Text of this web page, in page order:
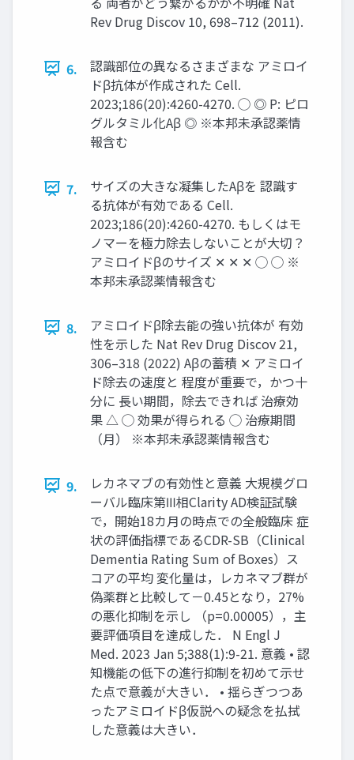
Rev Drug Discov 10, 698–712 (2011).
6.
認識部位の異なるさまざまな アミロイ
ドβ抗体が作成された Cell.
2023;186(20):4260-4270. ◯ ◎ P: ピロ
グルタミル化Aβ ◎ ※本邦未承認薬情
報含む
7.
サイズの大きな凝集したAβを 認識す
る抗体が有効である Cell.
2023;186(20):4260-4270. もしくはモ
ノマーを極力除去しないことが大切？
アミロイドβのサイズ ✕ ✕ ✕ ◯ ◯ ※
本邦未承認薬情報含む
8.
アミロイドβ除去能の強い抗体が 有効
性を示した Nat Rev Drug Discov 21,
306–318 (2022) Aβの蓄積 ✕ アミロイ
ド除去の速度と 程度が重要で，かつ十
分に 長い期間，除去できれば 治療効
果 △ ◯ 効果が得られる ◯ 治療期間
（月） ※本邦未承認薬情報含む
9.
レカネマブの有効性と意義 大規模グロ
ーバル臨床第Ⅲ相Clarity AD検証試験
で，開始18カ月の時点での全般臨床 症
状の評価指標であるCDR-SB（Clinical
Dementia Rating Sum of Boxes）ス
コアの平均 変化量は，レカネマブ群が
偽薬群と比較して－0.45となり，27%
の悪化抑制を示し （p=0.00005），主
要評価項目を達成した． N Engl J
Med. 2023 Jan 5;388(1):9-21. 意義 • 認
知機能の低下の進行抑制を初めて示せ
た点で意義が大きい． • 揺らぎつつあ
ったアミロイドβ仮説への疑念を払拭
した意義は大きい．